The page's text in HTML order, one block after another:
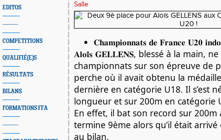
EDITOS
--------
COMPETITIONS
QUALIFIÉ(E)S
RÉSULTATS
BILANS
FORMATIONS FFA
--------
Salle
𝐂𝐡𝐚𝐦𝐩𝐢𝐨𝐧𝐧𝐚𝐭𝐬 𝐝𝐞 𝐅𝐫𝐚𝐧𝐜𝐞 𝐔𝟐𝟎
𝐀𝐥𝐨𝐢̈𝐬 𝐆𝐄𝐋𝐋𝐄𝐍𝐒, blessé à la main,
championnats sur son épreuve de
perche où il avait obtenu la médaille
dernière en catégorie U18. Il s’est
longueur et sur 200m en catégorie
En effet, il bat son record sur 200m
termine 9ème alors qu’il était
au bilan.